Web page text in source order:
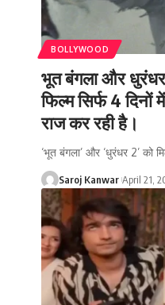
BOLLYWOOD
भूत बंगला और धुरंधर
फिल्म सिर्फ 4
राज कर रही है।
‘भूत बंगला’ और ‘धुरंधर 2’ को
Saroj Kanwar April 21,